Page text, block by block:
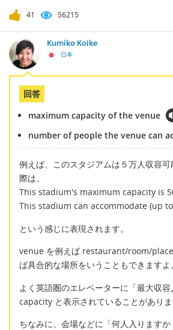
41 56215
Kumiko Koike
日本
回答
maximum capacity of the venue
number of people the venue can
例えば、このスタジアムは５万人収容
際は、
This stadium's maximum capacity is
This stadium can accommodate (up
という感じに表現されます。
venue を例えば restaurant/room/
ば具合的な場所をいうこともできますよ。
よく英語圏のエレベーターに「最大収
capacity と表示されていることがありま
ちなみに、会場などに「何人入ります